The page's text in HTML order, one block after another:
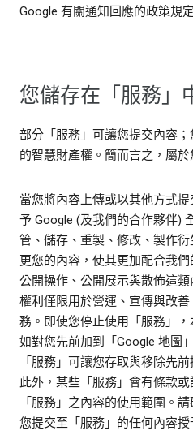
Google 有關通知回應的政策規
您儲存在「服務」
部分「服務」可讓您提交內容
的智慧財產權。簡而言之，屬於
當您將內容上傳或以其他方式
予 Google (及我們的合作夥伴)
管、儲存、重製、修改、製作
更您的內容，使其更加配合我
公開操作、公開展示與散佈這
權利僅限用於營運、宣傳與改
務。即使您停止使用「服務」
如對您先前加到「Google 地圖
「服務」可讓您存取與移除先
此外，某些「服務」會有條款
「服務」之內容的使用範圍。
您提交至「服務」的任何內容授